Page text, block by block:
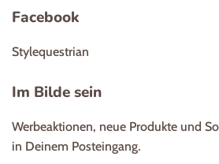
Facebook
Stylequestrian
Im Bilde sein
Werbeaktionen, neue Produkte und
in Deinem Posteingang.